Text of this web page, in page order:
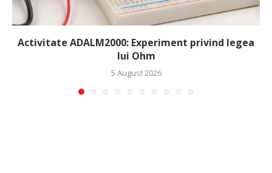
Activitate ADALM2000: Experiment privind legea
lui Ohm
5 August 2026